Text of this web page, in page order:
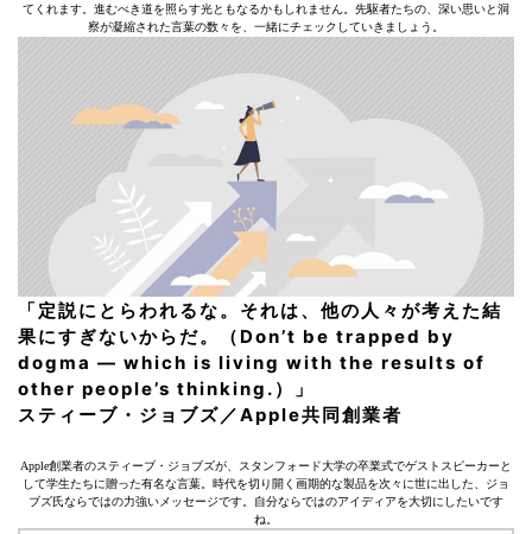
てくれます。進むべき道を照らす光ともなるかもしれません。先駆者たちの、深い思いと洞
察が凝縮された言葉の数々を、一緒にチェックしていきましょう。
「定説にとらわれるな。それは、他の人々が考えた結
果にすぎないからだ。（Don’t be trapped by
dogma — which is living with the results of
other people’s thinking.）」
スティーブ・ジョブズ／Apple共同創業者
Apple創業者のスティーブ・ジョブズが、スタンフォード大学の卒業式でゲストスピーカーと
して学生たちに贈った有名な言葉。時代を切り開く画期的な製品を次々に世に出した、ジョ
ブズ氏ならではの力強いメッセージです。自分ならではのアイディアを大切にしたいです
ね。